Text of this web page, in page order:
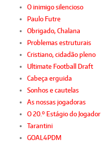
O inimigo silencioso
Paulo Futre
Obrigado, Chalana
Problemas estruturais
Cristiano, cidadão pleno
Ultimate Football Draft
Cabeça erguida
Sonhos e cautelas
As nossas jogadoras
O 20.º Estágio do Jogador
Tarantini
GOAL4PDM